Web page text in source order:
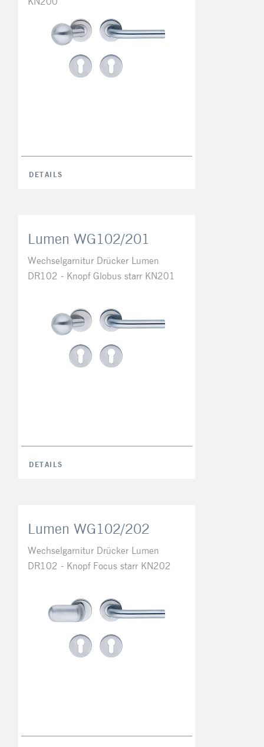
DETAILS
Lumen WG102/201
Wechselgarnitur Drücker Lumen
DR102 - Knopf Globus starr KN201
DETAILS
Lumen WG102/202
Wechselgarnitur Drücker Lumen
DR102 - Knopf Focus starr KN202